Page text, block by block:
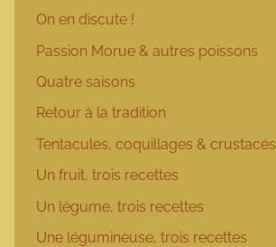
On en discute !
Passion Morue & autres poissons
Quatre saisons
Retour à la tradition
Tentacules, coquillages & crustacés
Un fruit, trois recettes
Un légume, trois recettes
Une légumineuse, trois recettes